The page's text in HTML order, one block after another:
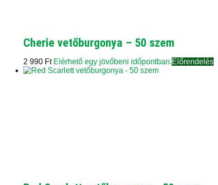
Cherie vetőburgonya – 50 szem
2 990 Ft Elérhető egy jövőbeni időpontban.Előrendelés